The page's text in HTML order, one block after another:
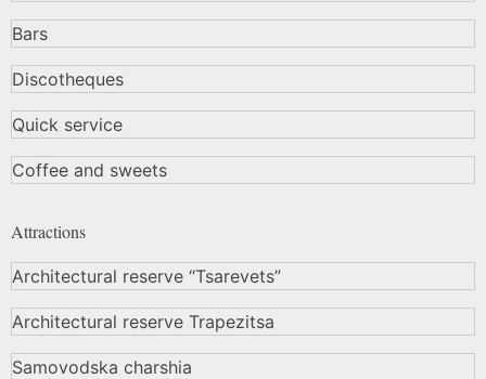
Bars
Discotheques
Quick service
Coffee and sweets
Attractions
Architectural reserve “Tsarevets”
Architectural reserve Trapezitsa
Samovodska charshia